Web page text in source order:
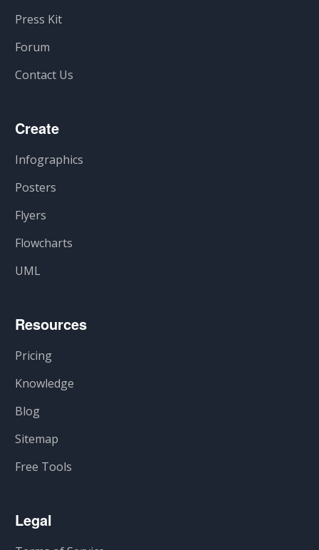
Press Kit
Forum
Contact Us
Create
Infographics
Posters
Flyers
Flowcharts
UML
Resources
Pricing
Knowledge
Blog
Sitemap
Free Tools
Legal